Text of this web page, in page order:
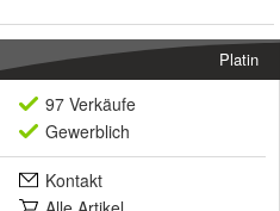
Platin
97 Verkäufe
Gewerblich
Kontakt